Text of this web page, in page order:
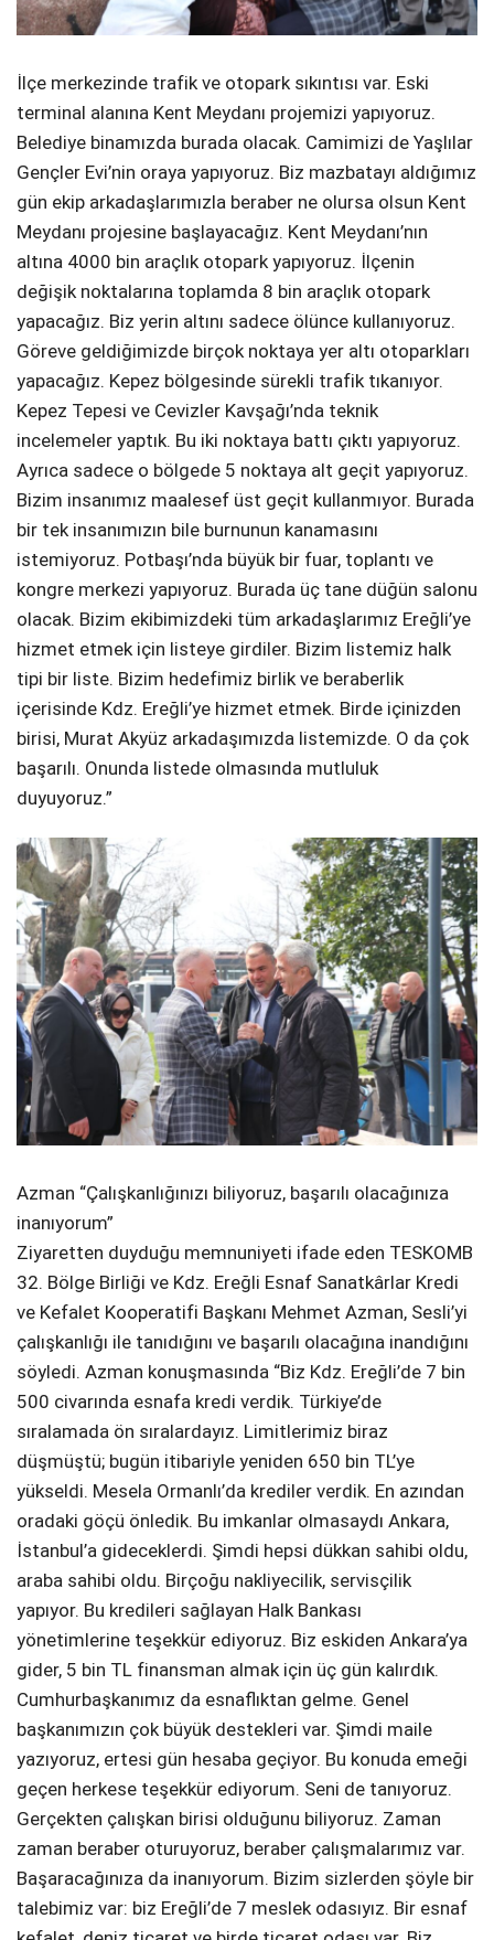
İlçe merkezinde trafik ve otopark sıkıntısı var. Eski
terminal alanına Kent Meydanı projemizi yapıyoruz.
Belediye binamızda burada olacak. Camimizi de Yaşlılar
Gençler Evi’nin oraya yapıyoruz. Biz mazbatayı aldığımız
gün ekip arkadaşlarımızla beraber ne olursa olsun Kent
Meydanı projesine başlayacağız. Kent Meydanı’nın
altına 4000 bin araçlık otopark yapıyoruz. İlçenin
değişik noktalarına toplamda 8 bin araçlık otopark
yapacağız. Biz yerin altını sadece ölünce kullanıyoruz.
Göreve geldiğimizde birçok noktaya yer altı otoparkları
yapacağız. Kepez bölgesinde sürekli trafik tıkanıyor.
Kepez Tepesi ve Cevizler Kavşağı’nda teknik
incelemeler yaptık. Bu iki noktaya battı çıktı yapıyoruz.
Ayrıca sadece o bölgede 5 noktaya alt geçit yapıyoruz.
Bizim insanımız maalesef üst geçit kullanmıyor. Burada
bir tek insanımızın bile burnunun kanamasını
istemiyoruz. Potbaşı’nda büyük bir fuar, toplantı ve
kongre merkezi yapıyoruz. Burada üç tane düğün salonu
olacak. Bizim ekibimizdeki tüm arkadaşlarımız Ereğli’ye
hizmet etmek için listeye girdiler. Bizim listemiz halk
tipi bir liste. Bizim hedefimiz birlik ve beraberlik
içerisinde Kdz. Ereğli’ye hizmet etmek. Birde içinizden
birisi, Murat Akyüz arkadaşımızda listemizde. O da çok
başarılı. Onunda listede olmasında mutluluk
duyuyoruz.”
Azman “Çalışkanlığınızı biliyoruz, başarılı olacağınıza
inanıyorum”
Ziyaretten duyduğu memnuniyeti ifade eden TESKOMB
32. Bölge Birliği ve Kdz. Ereğli Esnaf Sanatkârlar Kredi
ve Kefalet Kooperatifi Başkanı Mehmet Azman, Sesli’yi
çalışkanlığı ile tanıdığını ve başarılı olacağına inandığını
söyledi. Azman konuşmasında “Biz Kdz. Ereğli’de 7 bin
500 civarında esnafa kredi verdik. Türkiye’de
sıralamada ön sıralardayız. Limitlerimiz biraz
düşmüştü; bugün itibariyle yeniden 650 bin TL’ye
yükseldi. Mesela Ormanlı’da krediler verdik. En azından
oradaki göçü önledik. Bu imkanlar olmasaydı Ankara,
İstanbul’a gideceklerdi. Şimdi hepsi dükkan sahibi oldu,
araba sahibi oldu. Birçoğu nakliyecilik, servisçilik
yapıyor. Bu kredileri sağlayan Halk Bankası
yönetimlerine teşekkür ediyoruz. Biz eskiden Ankara’ya
gider, 5 bin TL finansman almak için üç gün kalırdık.
Cumhurbaşkanımız da esnaflıktan gelme. Genel
başkanımızın çok büyük destekleri var. Şimdi maile
yazıyoruz, ertesi gün hesaba geçiyor. Bu konuda emeği
geçen herkese teşekkür ediyorum. Seni de tanıyoruz.
Gerçekten çalışkan birisi olduğunu biliyoruz. Zaman
zaman beraber oturuyoruz, beraber çalışmalarımız var.
Başaracağınıza da inanıyorum. Bizim sizlerden şöyle bir
talebimiz var: biz Ereğli’de 7 meslek odasıyız. Bir esnaf